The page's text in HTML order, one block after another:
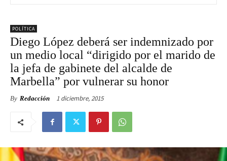
POLÍTICA
Diego López deberá ser indemnizado por
un medio local “dirigido por el marido de
la jefa de gabinete del alcalde de
Marbella” por vulnerar su honor
By Redacción 1 diciembre, 2015